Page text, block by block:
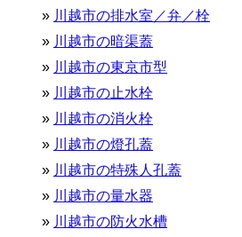
川越市の排水室／弁／栓
川越市の暗渠蓋
川越市の東京市型
川越市の止水栓
川越市の消火栓
川越市の燈孔蓋
川越市の特殊人孔蓋
川越市の量水器
川越市の防火水槽